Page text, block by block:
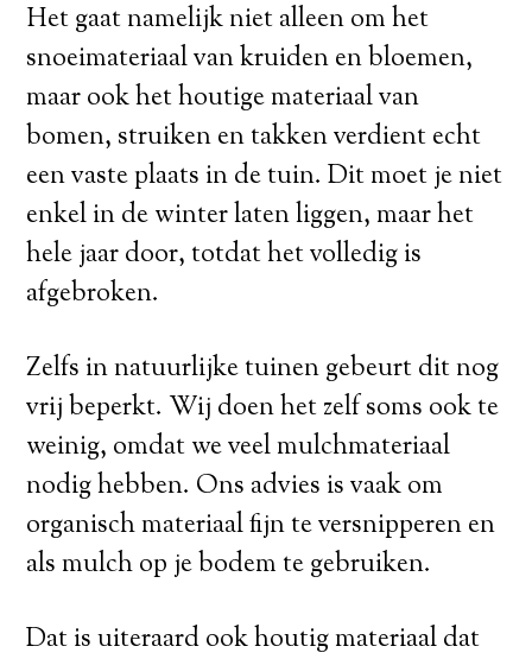
Het gaat namelijk niet alleen om het
snoeimateriaal van kruiden en bloemen,
maar ook het houtige materiaal van
bomen, struiken en takken verdient echt
een vaste plaats in de tuin. Dit moet je niet
enkel in de winter laten liggen, maar het
hele jaar door, totdat het volledig is
afgebroken.
Zelfs in natuurlijke tuinen gebeurt dit nog
vrij beperkt. Wij doen het zelf soms ook te
weinig, omdat we veel mulchmateriaal
nodig hebben. Ons advies is vaak om
organisch materiaal fijn te versnipperen en
als mulch op je bodem te gebruiken.
Dat is uiteraard ook houtig materiaal dat